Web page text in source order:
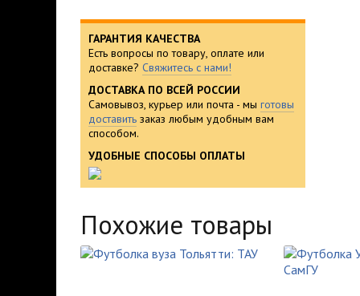
ГАРАНТИЯ КАЧЕСТВА
Есть вопросы по товару, оплате или
доставке? Свяжитесь с нами!
ДОСТАВКА ПО ВСЕЙ РОССИИ
Самовывоз, курьер или почта - мы готовы
доставить заказ любым удобным вам
способом.
УДОБНЫЕ СПОСОБЫ ОПЛАТЫ
Похожие товары